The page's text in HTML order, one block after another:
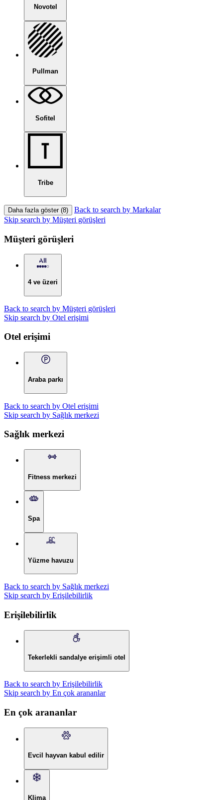
Novotel
Pullman
Sofitel
Tribe
Daha fazla göster (8)
Back to search by Markalar
Skip search by Müşteri görüşleri
Müşteri görüşleri
4 ve üzeri
Back to search by Müşteri görüşleri
Skip search by Otel erişimi
Otel erişimi
Araba parkı
Back to search by Otel erişimi
Skip search by Sağlık merkezi
Sağlık merkezi
Fitness merkezi
Spa
Yüzme havuzu
Back to search by Sağlık merkezi
Skip search by Erişilebilirlik
Erişilebilirlik
Tekerlekli sandalye erişimli otel
Back to search by Erişilebilirlik
Skip search by En çok arananlar
En çok arananlar
Evcil hayvan kabul edilir
Klima